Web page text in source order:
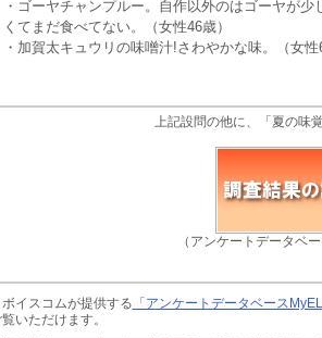
・ゴーヤチャンプルー。自作以外のはゴーヤが
くてまだ食べてない。（女性46歳）
・加賀太キュウリの味噌汁!さわやかな味。（女
上記設問の他に、「夏の味
（アンケートデータベ
ボイスコムが提供する 「アンケートデータベース
いただけます。